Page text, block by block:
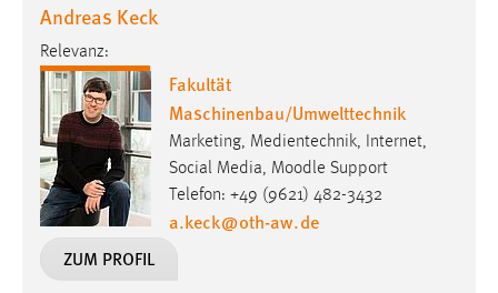
Andreas Keck
Relevanz:
Fakultät
Maschinenbau/Umwelttechnik
Marketing, Medientechnik, Internet,
Social Media, Moodle Support
Telefon: +49 (9621) 482-3432
a.keck@oth-aw.de
ZUM PROFIL
Zweck:
Das Cookie speichert die gewählte Sprache der Website.
Cookie Laufzeit:
30 Tage
Chat
Name:
chat-frame-style-5e9dbeb1811c0446